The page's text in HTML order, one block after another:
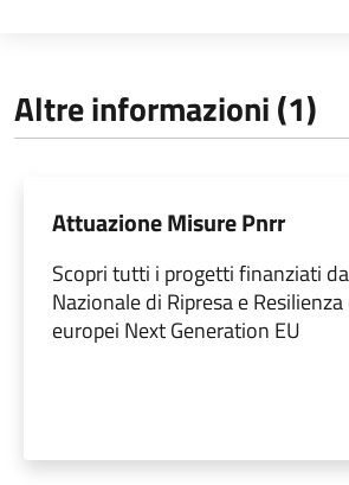
Altre informazioni (1)
Attuazione Misure Pnrr
Scopri tutti i progetti finanziati
Nazionale di Ripresa e
europei Next Generation EU